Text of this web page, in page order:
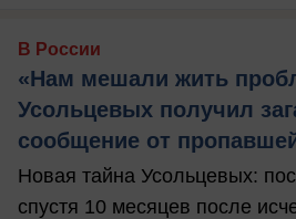
В России
«Нам мешали жить
Усольцевых получил
сообщение от
Новая тайна Усольцевых:
спустя 10 месяцев после